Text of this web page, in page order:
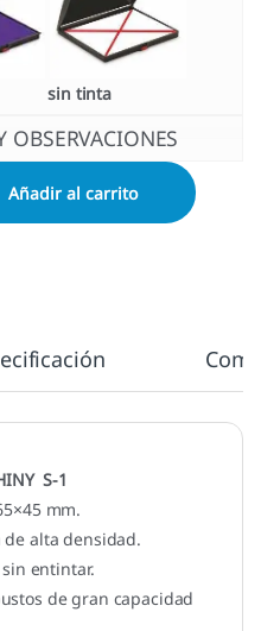
sin tinta
OBSERVACIONES
Añadir al carrito
S-1
mm.
alta densidad.
entintar.
de gran capacidad